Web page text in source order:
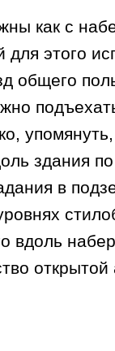
как с
этого
общего
здания
в
вдоль